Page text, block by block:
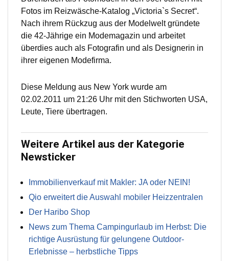
Fotos im Reizwäsche-Katalog „Victoria`s Secret“.
Nach ihrem Rückzug aus der Modelwelt gründete
die 42-Jährige ein Modemagazin und arbeitet
überdies auch als Fotografin und als Designerin in
ihrer eigenen Modefirma.
Diese Meldung aus New York wurde am
02.02.2011 um 21:26 Uhr mit den Stichworten USA,
Leute, Tiere übertragen.
Weitere Artikel aus der Kategorie
Newsticker
Immobilienverkauf mit Makler: JA oder NEIN!
Qio erweitert die Auswahl mobiler Heizzentralen
Der Haribo Shop
News zum Thema Campingurlaub im Herbst: Die
richtige Ausrüstung für gelungene Outdoor-
Erlebnisse – herbstliche Tipps